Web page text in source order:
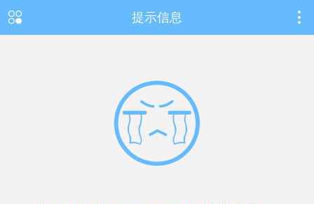
提示信息